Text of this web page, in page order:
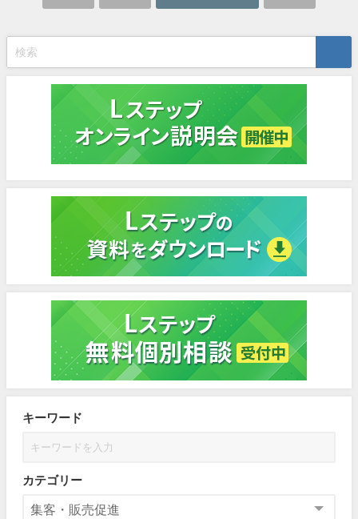
キーワード
カテゴリー